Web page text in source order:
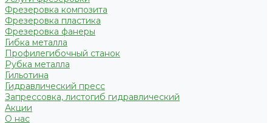
Фрезеровка композита
Фрезеровка пластика
Фрезеровка фанеры
Гибка металла
Профилегибочный станок
Рубка металла
Гильотина
Гидравлический пресс
Запрессовка, листогиб гидравлический
Акции
О нас